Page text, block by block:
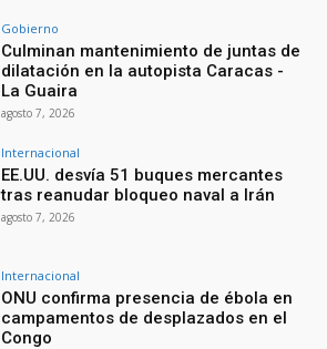
Gobierno
Culminan mantenimiento de juntas de
dilatación en la autopista Caracas -
La Guaira
agosto 7, 2026
Internacional
EE.UU. desvía 51 buques mercantes
tras reanudar bloqueo naval a Irán
agosto 7, 2026
Internacional
ONU confirma presencia de ébola en
campamentos de desplazados en el
Congo